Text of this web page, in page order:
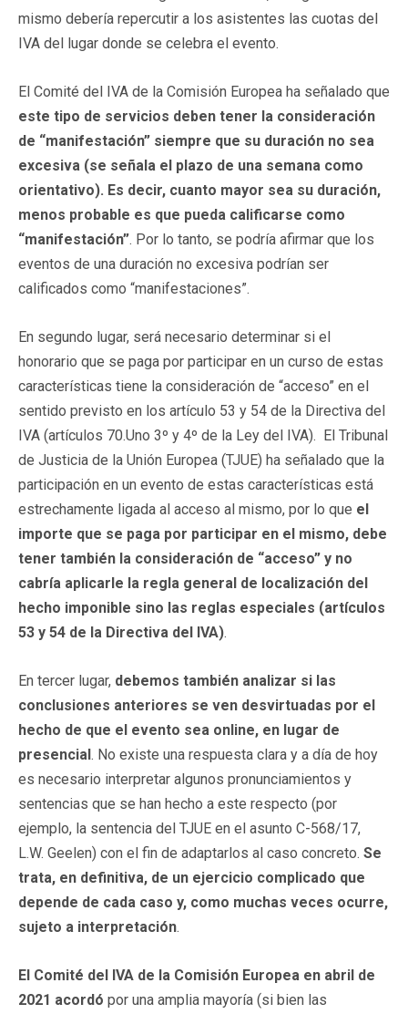
mismo debería repercutir a los asistentes las cuotas del
IVA del lugar donde se celebra el evento.
El Comité del IVA de la Comisión Europea ha señalado que
este tipo de servicios deben tener la consideración
de “manifestación” siempre que su duración no sea
excesiva (se señala el plazo de una semana como
orientativo). Es decir, cuanto mayor sea su duración,
menos probable es que pueda calificarse como
“manifestación”. Por lo tanto, se podría afirmar que los
eventos de una duración no excesiva podrían ser
calificados como “manifestaciones”.
En segundo lugar, será necesario determinar si el
honorario que se paga por participar en un curso de estas
características tiene la consideración de “acceso” en el
sentido previsto en los artículo 53 y 54 de la Directiva del
IVA (artículos 70.Uno 3º y 4º de la Ley del IVA). El Tribunal
de Justicia de la Unión Europea (TJUE) ha señalado que la
participación en un evento de estas características está
estrechamente ligada al acceso al mismo, por lo que el
importe que se paga por participar en el mismo, debe
tener también la consideración de “acceso” y no
cabría aplicarle la regla general de localización del
hecho imponible sino las reglas especiales (artículos
53 y 54 de la Directiva del IVA).
En tercer lugar, debemos también analizar si las
conclusiones anteriores se ven desvirtuadas por el
hecho de que el evento sea online, en lugar de
presencial. No existe una respuesta clara y a día de hoy
es necesario interpretar algunos pronunciamientos y
sentencias que se han hecho a este respecto (por
ejemplo, la sentencia del TJUE en el asunto C-568/17,
L.W. Geelen) con el fin de adaptarlos al caso concreto. Se
trata, en definitiva, de un ejercicio complicado que
depende de cada caso y, como muchas veces ocurre,
sujeto a interpretación.
El Comité del IVA de la Comisión Europea en abril de
2021 acordó por una amplia mayoría (si bien las